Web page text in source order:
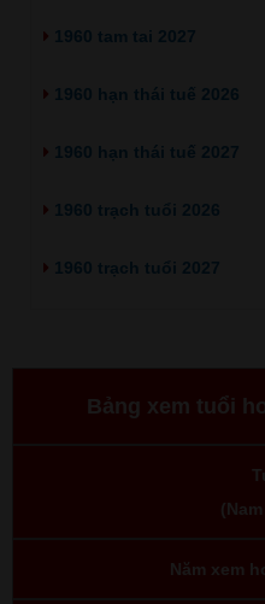
1960 tam tai 2027
1960 hạn thái tuế 2026
1960 hạn thái tuế 2027
1960 trạch tuổi 2026
1960 trạch tuổi 2027
Bảng xem tuổi
Năm xem